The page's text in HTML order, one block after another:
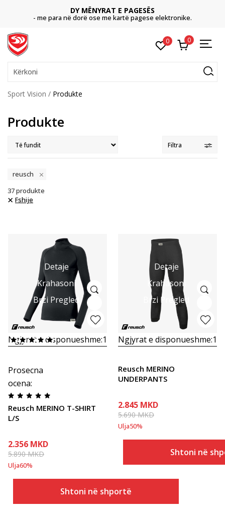
DY MËNYRAT E PAGESËS
- me para në dorë ose me kartë pagese elektronike.
0 0
Kërkoni
Sport Vision Produkte
Produkte
Filtra
reusch
37produkte
Fshije
Detaje
Krahasoni
Brzi Pregled
Ngjyrat e disponueshme:1
Prosecna
ocena:
Reusch MERINO T-SHIRT
L/S
2.356 MKD
5.890MKD
Ulja60%
Shtoni në shportë
Detaje
Krahasoni
Brzi Pregled
Ngjyrat e disponueshme:1
Reusch MERINO
UNDERPANTS
2.845 MKD
5.690MKD
Ulja50%
Shtoni në